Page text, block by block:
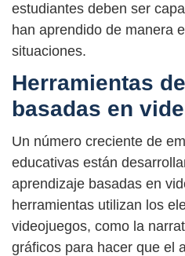
estudiantes deben ser
han aprendido de manera
situaciones.
Herramientas
basadas en
Un número creciente de
educativas están
aprendizaje basadas en
herramientas utilizan los
videojuegos, como la
gráficos para hacer que el